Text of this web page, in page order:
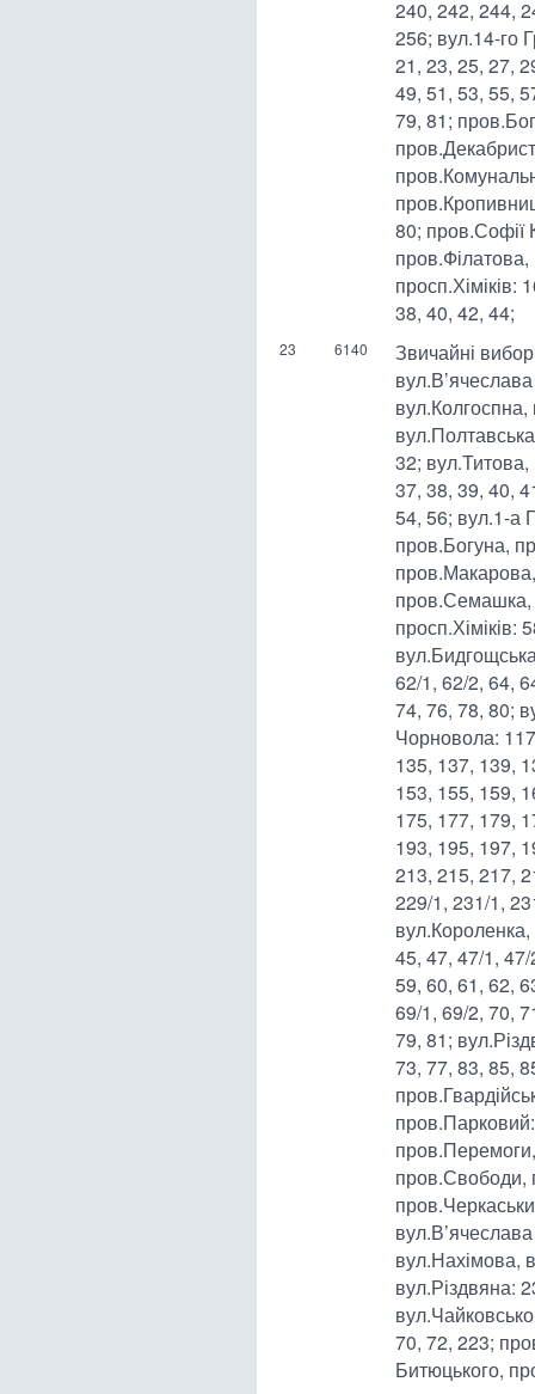
240, 242, 244,
256; вул.14-го
21, 23, 25, 27,
49, 51, 53, 55,
79, 81;
80; пров.Софії
просп.Хіміків:
38, 40, 42, 44;
23 6140
Звичайні
32;
37, 38, 39, 40,
54, 56; вул.1-а
пров.Богуна,
пров.Семашка,
62/1, 62/2, 64,
74, 76, 78, 80;
Чорновола:
135, 137, 139,
153, 155, 159,
175, 177, 179,
193, 195, 197,
213, 215, 217,
229/1, 231/1,
45, 47, 47/1,
59, 60, 61, 62,
69/1, 69/2, 70,
79, 81;
73, 77, 83, 85,
пров.Свободи,
вул.Нахімова,
вул.Різдвяна:
70, 72, 223;
Битюцького,